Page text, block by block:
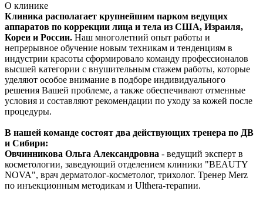
О клинике
Клиника располагает крупнейшим парком ведущих
аппаратов по коррекции лица и тела из США, Израиля,
Кореи и России. Наш многолетний опыт работы и
непрерывное обучение новым техникам и тенденциям в
индустрии красоты сформировало команду профессионалов
высшей категории с внушительным стажем работы, которые
уделяют особое внимание в подборе индивидуального
решения Вашей проблеме, а также обеспечивают отменные
условия и составляют рекомендации по уходу за кожей после
процедуры.
В нашей команде состоят два действующих тренера по ДВ
и Сибири:
Овчинникова Ольга Александровна - ведущий эксперт в
косметологии, заведующий отделением клиники "BEAUTY
NOVA", врач дерматолог-косметолог, трихолог. Тренер Merz
по инъекционным методикам и Ulthera-терапии.